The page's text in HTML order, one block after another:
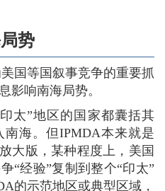
势
国等国叙事竞争的重要抓
影响南海局势。
太”地区的国家都囊括其
海。但IPMDA本来就是
大版，某种程度上，美国
“经验”复制到整个“印太”
的示范地区或典型区域，